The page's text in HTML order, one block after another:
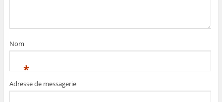
Nom
*
Adresse de messagerie